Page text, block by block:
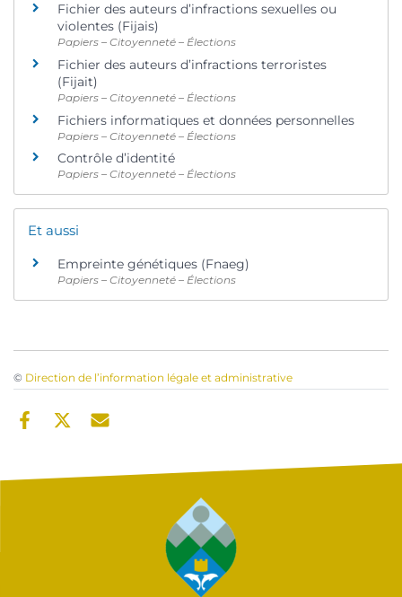
Fichier des auteurs d’infractions sexuelles ou
violentes (Fijais)
Papiers – Citoyenneté – Élections
Fichier des auteurs d’infractions terroristes
(Fijait)
Papiers – Citoyenneté – Élections
Fichiers informatiques et données personnelles
Papiers – Citoyenneté – Élections
Contrôle d’identité
Papiers – Citoyenneté – Élections
Et aussi
Empreinte génétiques (Fnaeg)
Papiers – Citoyenneté – Élections
© Direction de l’information légale et administrative